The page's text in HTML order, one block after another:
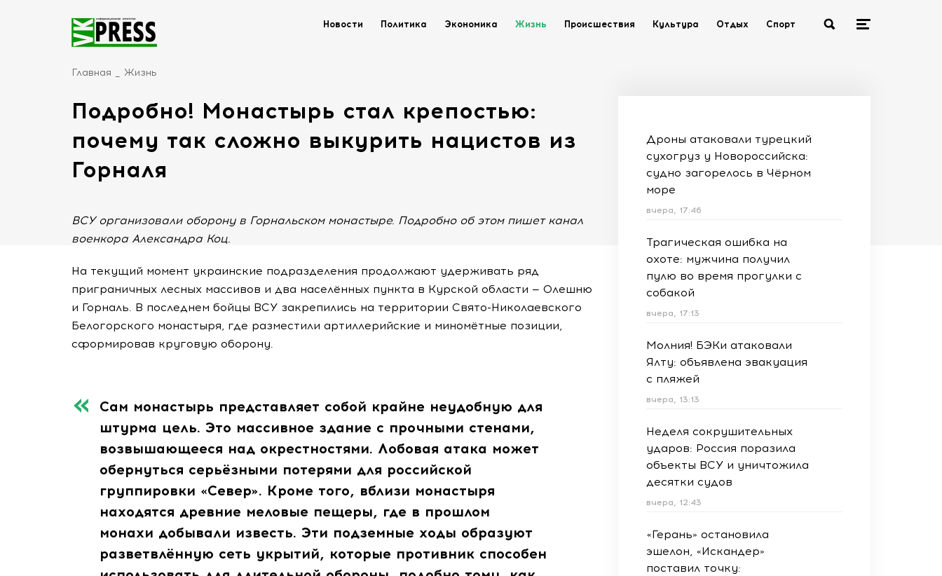
Новости Политика Экономика Жизнь Происшествия Культура Отдых Спорт
Главная Жизнь
Подробно! Монастырь стал крепостью:
почему так сложно выкурить нацистов из
Горналя
ВСУ организовали оборону в Горнальском монастыре. Подробно об этом пишет канал
военкора Александра Коц.
На текущий момент украинские подразделения продолжают удерживать ряд
приграничных лесных массивов и два населённых пункта в Курской области — Олешню
и Горналь. В последнем бойцы ВСУ закрепились на территории Свято-Николаевского
Белогорского монастыря, где разместили артиллерийские и миномётные позиции,
сформировав круговую оборону.
Сам монастырь представляет собой крайне неудобную для
штурма цель. Это массивное здание с прочными стенами,
возвышающееся над окрестностями. Лобовая атака может
обернуться серьёзными потерями для российской
группировки «Север». Кроме того, вблизи монастыря
находятся древние меловые пещеры, где в прошлом
монахи добывали известь. Эти подземные ходы образуют
разветвлённую сеть укрытий, которые противник способен
Дроны атаковали турецкий
сухогруз у Новороссийска:
судно загорелось в Чёрном
море
вчера, 17:46
Трагическая ошибка на
охоте: мужчина получил
пулю во время прогулки с
собакой
вчера, 17:13
Молния! БЭКи атаковали
Ялту: объявлена эвакуация
с пляжей
вчера, 13:13
Неделя сокрушительных
ударов: Россия поразила
объекты ВСУ и уничтожила
десятки судов
вчера, 12:43
«Герань» остановила
эшелон, «Искандер»
поставил точку: